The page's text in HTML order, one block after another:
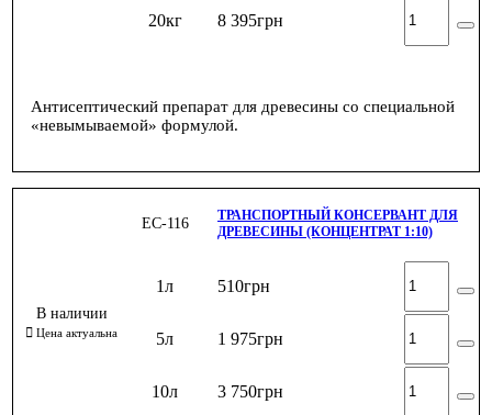
20кг 8 395грн
Антисептический препарат для древесины со специальной
«невымываемой» формулой.
ЕС-116
ТРАНСПОРТНЫЙ КОНСЕРВАНТ ДЛЯ
ДРЕВЕСИНЫ (КОНЦЕНТРАТ 1:10)
1л 510грн
5л 1 975грн
10л 3 750грн